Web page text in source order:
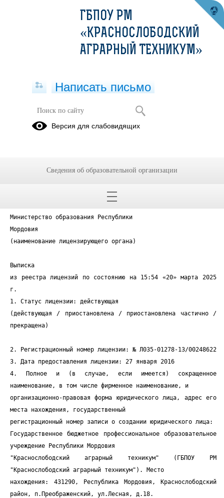
Реестровая выписка лицензии
20 марта 2025
Министерство образования Республики
Мордовия
(наименование лицензирующего органа)
Выписка
из реестра лицензий по состоянию на 15:54 «20» марта 2025
г.
1. Статус лицензии: действующая
(действующая / приостановлена / приостановлена частично /
прекращена)
2. Регистрационный номер лицензии: № Л035-01278-13/00248622
3. Дата предоставления лицензии: 27 января 2016
4. Полное и (в случае, если имеется) сокращенное
наименование, в том числе фирменное наименование, и
организационно-правовая форма юридического лица, адрес его
места нахождения, государственный
регистрационный номер записи о создании юридического лица:
Государственное бюджетное профессиональное образовательное
учреждение Республики Мордовия
"Краснослободский аграрный техникум" (ГБПОУ РМ
"Краснослободский аграрный техникум"). Место
нахождения: 431290, Республика Мордовия, Краснослободский
район, п.Преображенский, ул.Лесная, д.18.
ГБПОУ РМ
«КРАСНОСЛОБОДСКИЙ
АГРАРНЫЙ ТЕХНИКУМ»
Написать письмо
Версия для слабовидящих
Сведения об образовательной организации